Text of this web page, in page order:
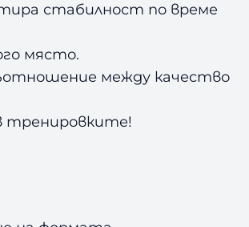
стабилност по време
място.
между качество
тренировките!